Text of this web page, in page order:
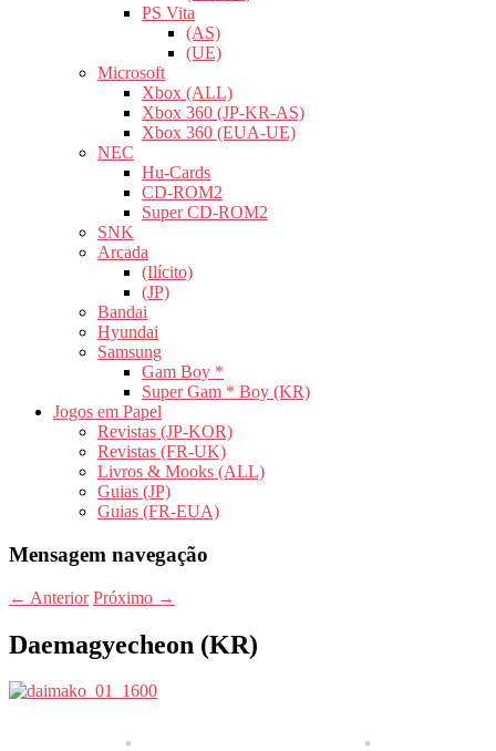
PS Vita
(AS)
(UE)
Microsoft
Xbox (ALL)
Xbox 360 (JP-KR-AS)
Xbox 360 (EUA-UE)
NEC
Hu-Cards
CD-ROM2
Super CD-ROM2
SNK
Arcada
(Ilícito)
(JP)
Bandai
Hyundai
Samsung
Gam Boy *
Super Gam * Boy (KR)
Jogos em Papel
Revistas (JP-KOR)
Revistas (FR-UK)
Livros & Mooks (ALL)
Guias (JP)
Guias (FR-EUA)
Mensagem navegação
← Anterior Próximo →
Daemagyecheon (KR)